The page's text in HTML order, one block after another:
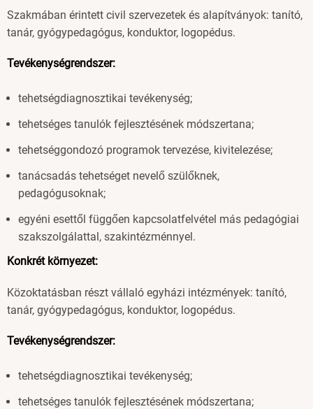
Szakmában érintett civil szervezetek és alapítványok: tanító,
tanár, gyógypedagógus, konduktor, logopédus.
Tevékenységrendszer:
tehetségdiagnosztikai tevékenység;
tehetséges tanulók fejlesztésének módszertana;
tehetséggondozó programok tervezése, kivitelezése;
tanácsadás tehetséget nevelő szülőknek,
pedagógusoknak;
egyéni esettől függően kapcsolatfelvétel más pedagógiai
szakszolgálattal, szakintézménnyel.
Konkrét környezet:
Közoktatásban részt vállaló egyházi intézmények: tanító,
tanár, gyógypedagógus, konduktor, logopédus.
Tevékenységrendszer:
tehetségdiagnosztikai tevékenység;
tehetséges tanulók fejlesztésének módszertana;